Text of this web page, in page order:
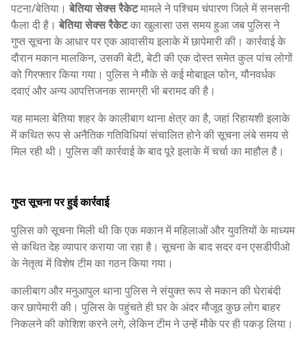
पटना/बेतिया।बेतिया सेक्स रैकेटमामले ने पश्चिम चंपारण जिले में सनसनी
फैला दी है।बेतिया सेक्स रैकेटका खुलासा उस समय हुआ जब पुलिस ने
गुप्त सूचना के आधार पर एक आवासीय इलाके में छापेमारी की। कार्रवाई के
दौरान मकान मालकिन, उसकी बेटी, बेटी की एक दोस्त समेत कुल पांच लोगों
को गिरफ्तार किया गया। पुलिस ने मौके से कई मोबाइल फोन, यौनवर्धक
दवाएं और अन्य आपत्तिजनक सामग्री भी बरामद की है।
यह मामला बेतिया शहर के कालीबाग थाना क्षेत्र का है, जहां रिहायशी इलाके
में कथित रूप से अनैतिक गतिविधियां संचालित होने की सूचना लंबे समय से
मिल रही थी। पुलिस की कार्रवाई के बाद पूरे इलाके में चर्चा का माहौल है।
गुप्त सूचना पर हुई कार्रवाई
पुलिस को सूचना मिली थी कि एक मकान में महिलाओं और युवतियों के माध्यम
से कथित देह व्यापार कराया जा रहा है। सूचना के बाद सदर वन एसडीपीओ
के नेतृत्व में विशेष टीम का गठन किया गया।
कालीबाग और मनुआपुल थाना पुलिस ने संयुक्त रूप से मकान की घेराबंदी
कर छापेमारी की। पुलिस के पहुंचते ही घर के अंदर मौजूद कुछ लोग बाहर
निकलने की कोशिश करने लगे, लेकिन टीम ने उन्हें मौके पर ही पकड़ लिया।